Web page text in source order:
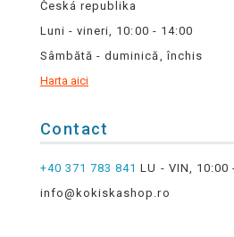
Česká republika
Luni - vineri, 10:00 - 14:00
Sâmbătă - duminică, închis
Harta aici
Contact
+40 371 783 841 LU - VIN, 10:00
info@kokiskashop.ro